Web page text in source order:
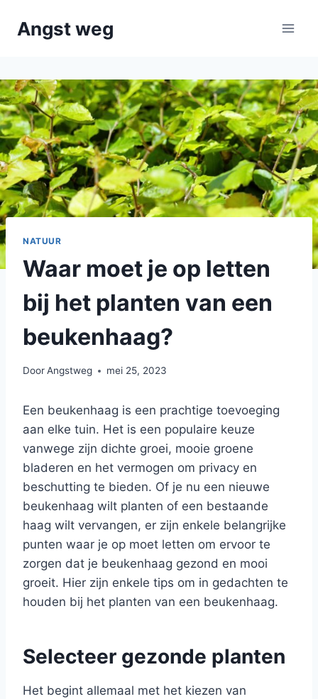
naarAngst weg
NATUUR
Waar moet je op letten
bij het planten van een
beukenhaag?
DoorAngstweg mei 25, 2023
Een beukenhaag is een prachtige toevoeging
aan elke tuin. Het is een populaire keuze
vanwege zijn dichte groei, mooie groene
bladeren en het vermogen om privacy en
beschutting te bieden. Of je nu een nieuwe
beukenhaag wilt planten of een bestaande
haag wilt vervangen, er zijn enkele belangrijke
punten waar je op moet letten om ervoor te
zorgen dat je beukenhaag gezond en mooi
groeit. Hier zijn enkele tips om in gedachten te
houden bij het planten van een beukenhaag.
Selecteer gezonde planten
Het begint allemaal met het kiezen van